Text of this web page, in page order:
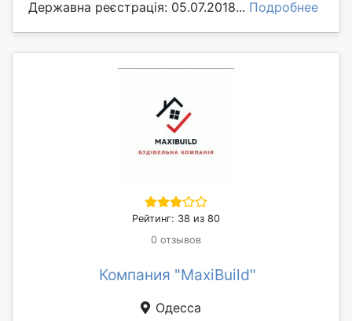
Державна реєстрація: 05.07.2018... Подробнее
Рейтинг: 38 из 80
0 отзывов
Компания "MaxiBuild"
Одесса